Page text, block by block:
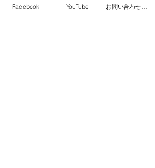
最新記事 すべて表示
Facebook YouTube